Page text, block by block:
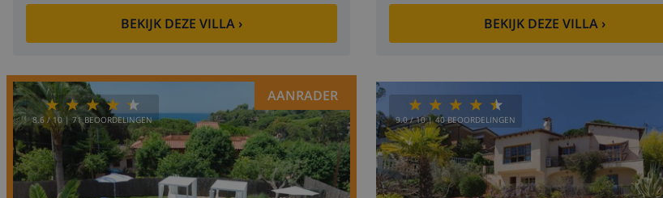
BEKIJK DEZE VILLA › BEKIJK DEZE VILLA ›
8.6 / 10 |71 BEOORDELINGEN
AANRADER
9.0/ 10 |40 BEOORDELINGEN